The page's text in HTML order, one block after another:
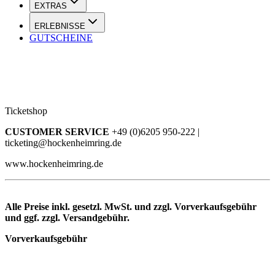
EXTRAS
ERLEBNISSE
GUTSCHEINE
Ticketshop
CUSTOMER SERVICE +49 (0)6205 950-222 |
ticketing@hockenheimring.de
www.hockenheimring.de
Alle Preise inkl. gesetzl. MwSt. und zzgl. Vorverkaufsgebühr
und ggf. zzgl. Versandgebühr.
Vorverkaufsgebühr